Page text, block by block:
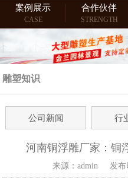
案例展示
CASE
合作伙伴
STRENGTH
雕塑知识
公司新闻 行
河南铜浮雕厂家：铜
来源：admin 发布